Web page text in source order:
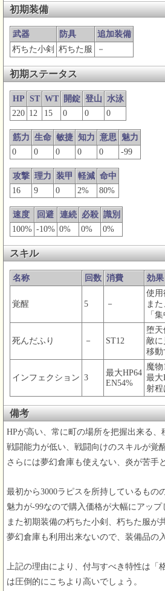
初期装備
武器 防具
追加装備
朽ちた小剣
朽ちた服 －
初期ステータス
HP ST WT 開錠 登山
水泳
220 12 15 0 0 0
筋力 生命 敏捷 知力 意思
魅力
0
0 0 0 0 -99
攻撃 理力 装甲 軽減 命中
16
9 0 2% 80%
速度 回避 連続 必殺 識別
100% -10% 0% 0% 0%
スキル
名称 回数 消費 効果
覚醒 5 －
使用
ま
「
死んだふり － ST12
堕
敵に
移動
インフェクション 3
最大HP64
EN54%
魔物
最大
射程
備考
HPが高い、常に町の場所を把握出来る
戦闘能力が低い、戦闘向けのスキルが覚
さらには夢幻倉庫も使えない、炎が苦手
最初から3000ラピスを所持しているもの
魅力が-99なので購入価格が大幅にアッ
また初期装備の朽ちた小剣、朽ちた服が
夢幻倉庫も利用出来ないので、装備品の
上記の理由により、付与すべき特性は
は圧倒的にこちより高いでしょう。